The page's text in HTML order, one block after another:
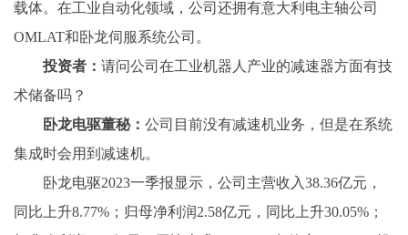
载体。在工业自动化领域，公司还拥有意大利电主轴公司
OMLAT和卧龙伺服系统公司。
投资者： 请问公司在工业机器人产业的减速器方面有技
术储备吗？
卧龙电驱董秘： 公司目前没有减速机业务，但是在系统
集成时会用到减速机。
卧龙电驱2023一季报显示，公司主营收入38.36亿元，
同比上升8.77%；归母净利润2.58亿元，同比上升30.05%；